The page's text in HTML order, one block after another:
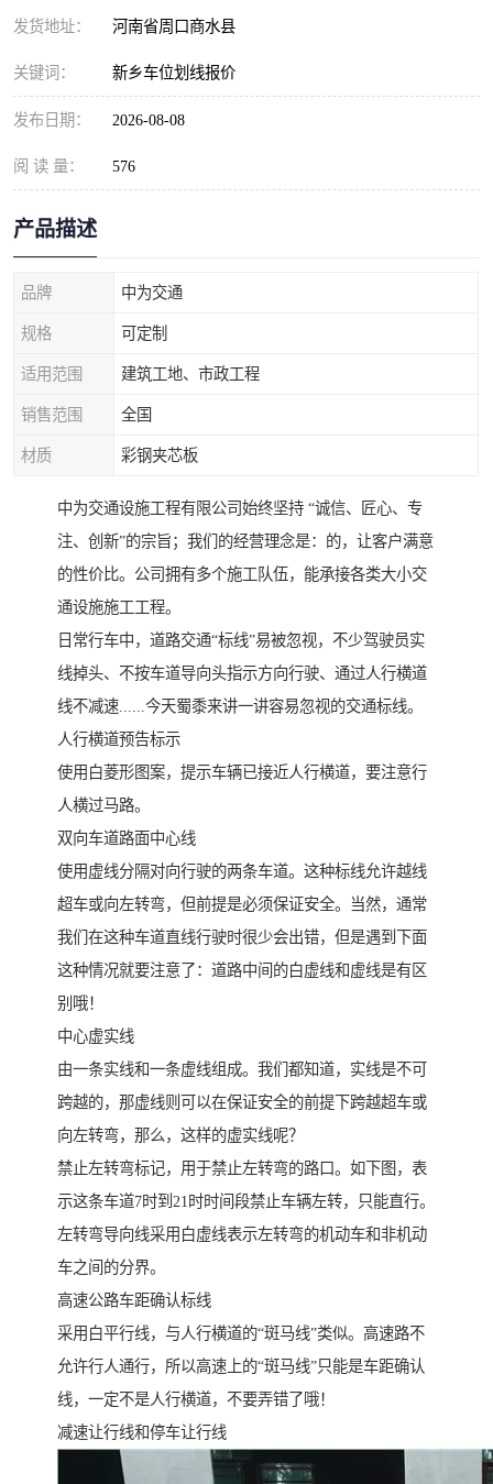
发货地址： 河南省周口商水县
关键词： 新乡车位划线报价
发布日期： 2026-08-08
阅 读 量： 576
产品描述
品牌 中为交通
规格 可定制
适用范围 建筑工地、市政工程
销售范围 全国
材质 彩钢夹芯板
中为交通设施工程有限公司始终坚持 “诚信、匠心、专
注、创新”的宗旨；我们的经营理念是：的，让客户满意
的性价比。公司拥有多个施工队伍，能承接各类大小交
通设施施工工程。
日常行车中，道路交通“标线”易被忽视，不少驾驶员实
线掉头、不按车道导向头指示方向行驶、通过人行横道
线不减速......今天蜀黍来讲一讲容易忽视的交通标线。
人行横道预告标示
使用白菱形图案，提示车辆已接近人行横道，要注意行
人横过马路。
双向车道路面中心线
使用虚线分隔对向行驶的两条车道。这种标线允许越线
超车或向左转弯，但前提是必须保证安全。当然，通常
我们在这种车道直线行驶时很少会出错，但是遇到下面
这种情况就要注意了：道路中间的白虚线和虚线是有区
别哦！
中心虚实线
由一条实线和一条虚线组成。我们都知道，实线是不可
跨越的，那虚线则可以在保证安全的前提下跨越超车或
向左转弯，那么，这样的虚实线呢？
禁止左转弯标记，用于禁止左转弯的路口。如下图，表
示这条车道7时到21时时间段禁止车辆左转，只能直行。
左转弯导向线采用白虚线表示左转弯的机动车和非机动
车之间的分界。
高速公路车距确认标线
采用白平行线，与人行横道的“斑马线”类似。高速路不
允许行人通行，所以高速上的“斑马线”只能是车距确认
线，一定不是人行横道，不要弄错了哦！
减速让行线和停车让行线